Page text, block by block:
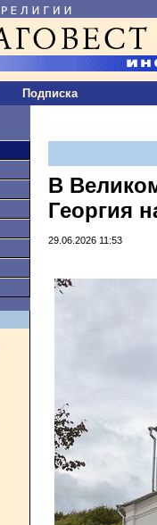
Подписка
В
Георгия
29.06.2026 11:53